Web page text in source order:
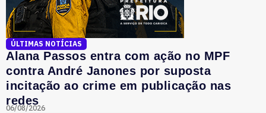
ÚLTIMAS NOTÍCIAS
Alana Passos entra com ação no MPF
contra André Janones por suposta
incitação ao crime em publicação nas
redes
06/08/2026